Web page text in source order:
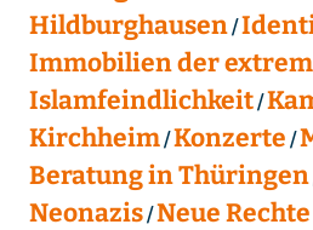
Hildburghausen
Immobilien der
Islamfeindlichkeit
Kirchheim Konzerte
Beratung in Thüringen
Neonazis Neue Rechte